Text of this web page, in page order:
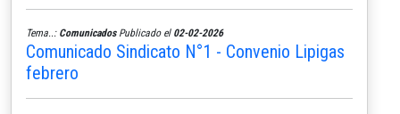
Tema..: ComunicadosPublicado el 02-02-2026
Comunicado Sindicato N°1 - Convenio Lipigas
febrero